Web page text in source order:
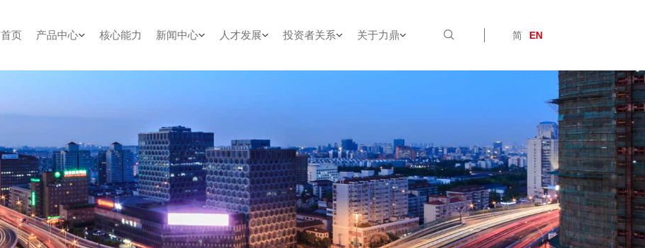
首页 产品中心 核心能力 新闻中心 人才发展 投资者关系 关于力鼎 简 EN